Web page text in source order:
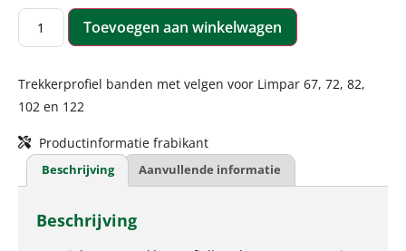
Toevoegen aan winkelwagen
Trekkerprofiel banden met velgen voor Limpar 67, 72, 82,
102 en 122
Productinformatie frabikant
Beschrijving Aanvullende informatie
Beschrijving